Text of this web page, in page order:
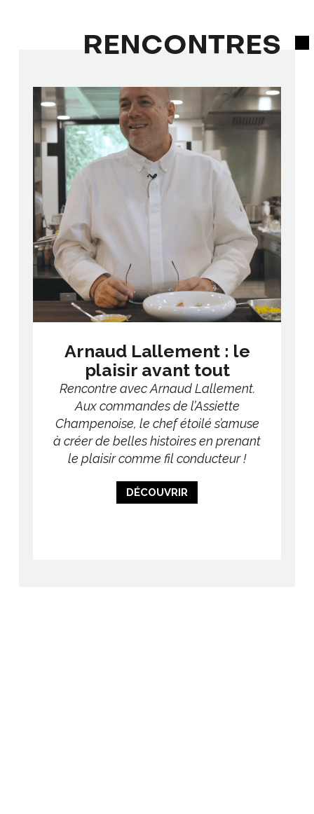
RENCONTRES
Arnaud Lallement : le
plaisir avant tout
Rencontre avec Arnaud Lallement.
Aux commandes de l’Assiette
Champenoise, le chef étoilé s’amuse
à créer de belles histoires en prenant
le plaisir comme fil conducteur !
DÉCOUVRIR